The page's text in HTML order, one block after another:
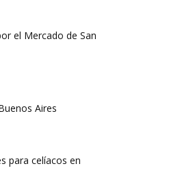
el Mercado de San
Aires
para celíacos en